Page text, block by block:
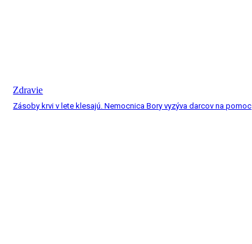
Zdravie
Zásoby krvi v lete klesajú. Nemocnica Bory vyzýva darcov na pomoc